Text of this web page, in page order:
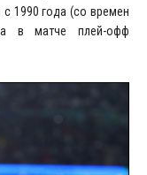
1990 года (со времен
в матче плей-офф